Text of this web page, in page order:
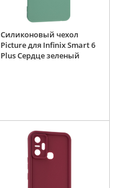
Силиконовый чехол
Picture для Infinix Smart 6
Plus Сердце зеленый